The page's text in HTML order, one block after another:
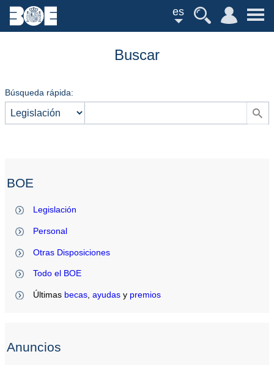
es
Buscar
Búsqueda rápida:
BOE
Legislación
Personal
Otras Disposiciones
Todo el BOE
Últimas becas ,ayudas y premios
Anuncios